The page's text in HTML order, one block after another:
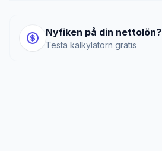
Nyfiken på din nettolön?
Testa kalkylatorn gratis